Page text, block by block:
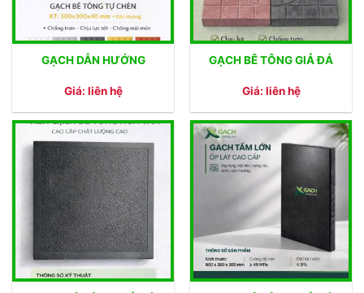
GẠCH DẪN HƯỚNG
Giá: liên hệ
GẠCH BÊ TÔNG GIẢ ĐÁ
Giá: liên hệ